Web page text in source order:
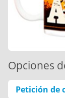
Opciones
Petición de